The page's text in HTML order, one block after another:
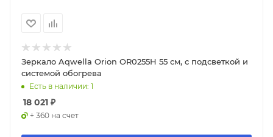
Зеркало Aqwella Orion OR0255H 55 см, с подсветкой и
системой обогрева
Есть в наличии: 1
18 021 ₽
+ 360 на счет